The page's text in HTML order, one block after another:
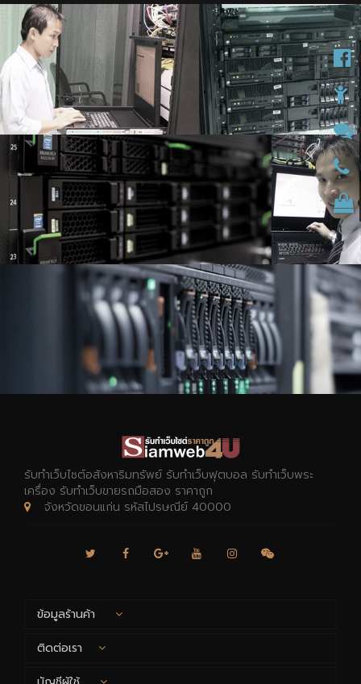
รับทำเว็บไซต์อสังหาริมทรัพย์ รับทำเว็บฟุตบอล รับทำเว็บพระ
เครื่อง รับทำเว็บขายรถมือสอง ราคาถูก
จังหวัดขอนแก่น รหัสไปรษณีย์ 40000
ข้อมูลร้านค้า
ติดต่อเรา